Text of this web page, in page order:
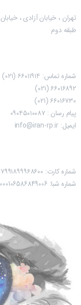
طبقه دوم
شماره تماس: ۶۶۰۱۱۹۱۴ (۰۲۱)
۶۶۰۱۶۸۹۲ (۰۲۱)
۶۶۰۱۶۷۳۰ (۰۲۱)
پیام رسان : ۰۹۰۴۵۰۱۰۰۸۷
ایمیل: info@iran-rp.ir
شماره کارت: ۶۰۳۷۹۹۱۸۹۹۹۶۸۶۰۰ شماره حساب:‌ ۰۱۰۶۵۸۶۸۴۹۰۰۶
شماره شبا: IR550170000000106586849006